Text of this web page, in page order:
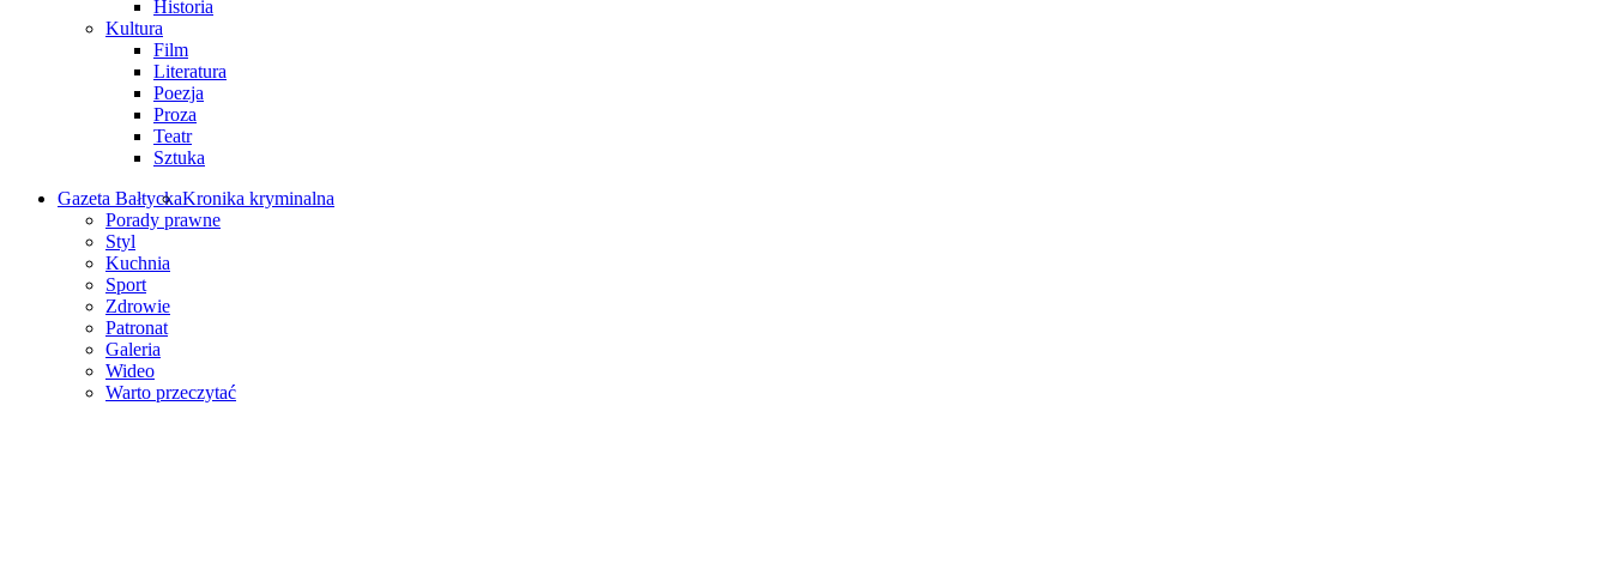
Historia
Kultura
Film
Literatura
Poezja
Proza
Teatr
Sztuka
Gazeta BałtyckaKronika kryminalna
Porady prawne
Styl
Kuchnia
Sport
Zdrowie
Patronat
Galeria
Wideo
Warto przeczytać